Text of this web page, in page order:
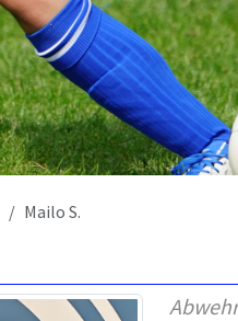
Mailo S.
Abwehr